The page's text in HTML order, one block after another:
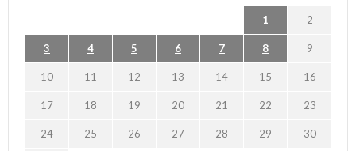
1 2
3 4 5 6 7 8 9
10 11 12 13 14 15 16
17 18 19 20 21 22 23
24 25 26 27 28 29 30